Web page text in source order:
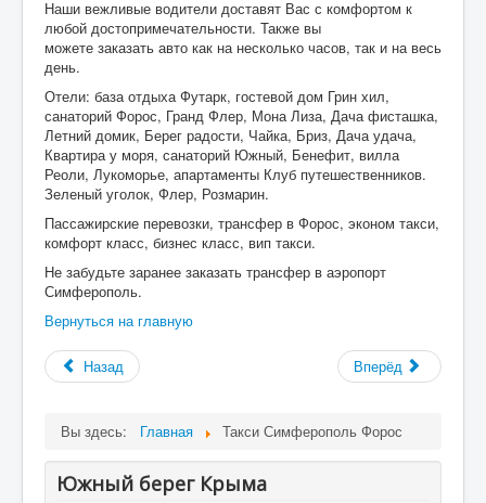
Наши вежливые водители доставят Вас с комфортом к
любой достопримечательности. Также вы
можете заказать авто как на несколько часов, так и на весь
день.
Отели: база отдыха Футарк, гостевой дом Грин хил,
санаторий Форос, Гранд Флер, Мона Лиза, Дача фисташка,
Летний домик, Берег радости, Чайка, Бриз, Дача удача,
Квартира у моря, санаторий Южный, Бенефит, вилла
Реоли, Лукоморье, апартаменты Клуб путешественников.
Зеленый уголок, Флер, Розмарин.
Пассажирские перевозки, трансфер в Форос, эконом такси,
комфорт класс, бизнес класс, вип такси.
Не забудьте заранее заказать трансфер в аэропорт
Симферополь.
Вернуться на главную
Назад Вперёд
Вы здесь: Главная Такси Симферополь Форос
Южный берег Крыма